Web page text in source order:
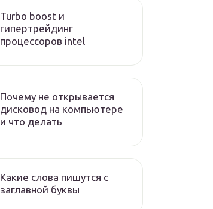
Turbo boost и
гипертрейдинг
процессоров intel
Почему не открывается
дисковод на компьютере
и что делать
Какие слова пишутся с
заглавной буквы